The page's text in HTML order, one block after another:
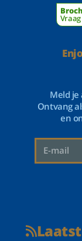
Meld je
Ontvang
en